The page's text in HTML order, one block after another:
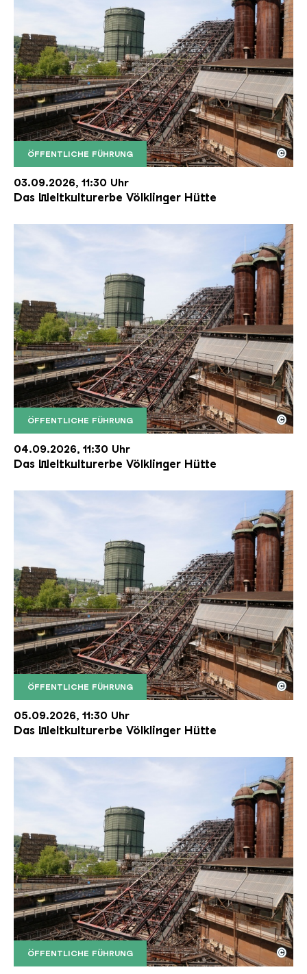
ÖFFENTLICHE FÜHRUNG
Der Erzschrägaufzug der Völklinger Hütte mit
Copyright: Weltkulturerbe Völklinger Hütte | Karl
©
03.09.2026, 11:30 Uhr
Das Weltkulturerbe Völklinger Hütte
ÖFFENTLICHE FÜHRUNG
Der Erzschrägaufzug der Völklinger Hütte mit
Copyright: Weltkulturerbe Völklinger Hütte | Karl
©
04.09.2026, 11:30 Uhr
Das Weltkulturerbe Völklinger Hütte
ÖFFENTLICHE FÜHRUNG
Der Erzschrägaufzug der Völklinger Hütte mit
Copyright: Weltkulturerbe Völklinger Hütte | Karl
©
05.09.2026, 11:30 Uhr
Das Weltkulturerbe Völklinger Hütte
ÖFFENTLICHE FÜHRUNG
Der Erzschrägaufzug der Völklinger Hütte mit
Copyright: Weltkulturerbe Völklinger Hütte | Karl
©